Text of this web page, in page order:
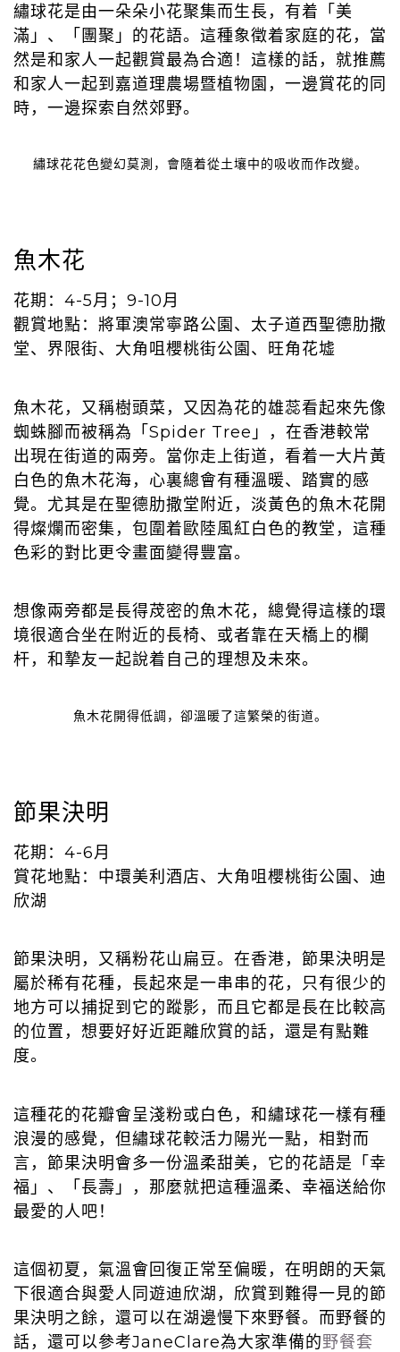
繡球花是由一朵朵小花聚集而生長，有着「美
滿」、「團聚」的花語。這種象徵着家庭的花，當
然是和家人一起觀賞最為合適！這樣的話，就推薦
和家人一起到嘉道理農場暨植物園，一邊賞花的同
時，一邊探索自然郊野。
繡球花花色變幻莫測，會隨着從土壤中的吸收而作改變。
魚木花
花期：4-5月；9-10月
觀賞地點：將軍澳常寧路公園、太子道西聖德肋撒
堂、界限街、大角咀櫻桃街公園、旺角花墟
魚木花，又稱樹頭菜，又因為花的雄蕊看起來先像
蜘蛛腳而被稱為「Spider Tree」，在香港較常
出現在街道的兩旁。當你走上街道，看着一大片黃
白色的魚木花海，心裏總會有種溫暖、踏實的感
覺。尤其是在聖德肋撒堂附近，淡黃色的魚木花開
得燦爛而密集，包圍着歐陸風紅白色的教堂，這種
色彩的對比更令畫面變得豐富。
想像兩旁都是長得荗密的魚木花，總覺得這樣的環
境很適合坐在附近的長椅、或者靠在天橋上的欄
杆，和摯友一起說着自己的理想及未來。
魚木花開得低調，卻溫暖了這繁榮的街道。
節果決明
花期：4-6月
賞花地點：中環美利酒店、大角咀櫻桃街公園、迪
欣湖
節果決明，又稱粉花山扁豆。在香港，節果決明是
屬於稀有花種，長起來是一串串的花，只有很少的
地方可以捕捉到它的蹤影，而且它都是長在比較高
的位置，想要好好近距離欣賞的話，還是有點難
度。
這種花的花瓣會呈淺粉或白色，和繡球花一樣有種
浪漫的感覺，但繡球花較活力陽光一點，相對而
言，節果決明會多一份溫柔甜美，它的花語是「幸
福」、「長壽」，那麼就把這種溫柔、幸福送給你
最愛的人吧！
這個初夏，氣溫會回復正常至偏暖，在明朗的天氣
下很適合與愛人同遊迪欣湖，欣賞到難得一見的節
果決明之餘，還可以在湖邊慢下來野餐。而野餐的
話，還可以參考JaneClare為大家準備的野餐套